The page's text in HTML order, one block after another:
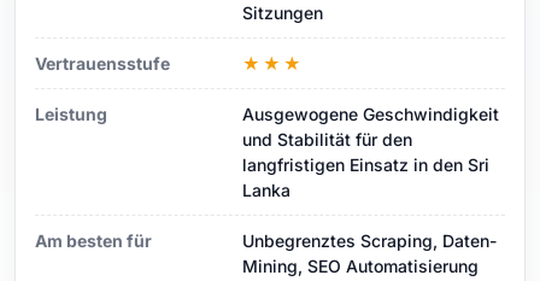
Sitzungen
Vertrauensstufe ★★★
Leistung
Ausgewogene Geschwindigkeit
und Stabilität für den
langfristigen Einsatz in den Sri
Lanka
Am besten für
Unbegrenztes Scraping, Daten-
Mining, SEO Automatisierung